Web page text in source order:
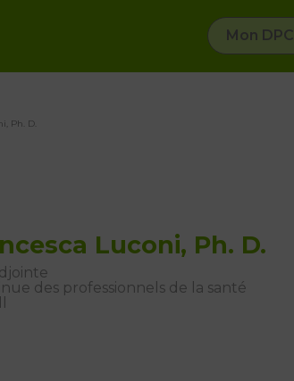
Mon DPC
Ph. D.
Luconi, Ph. D.
des professionnels de la santé